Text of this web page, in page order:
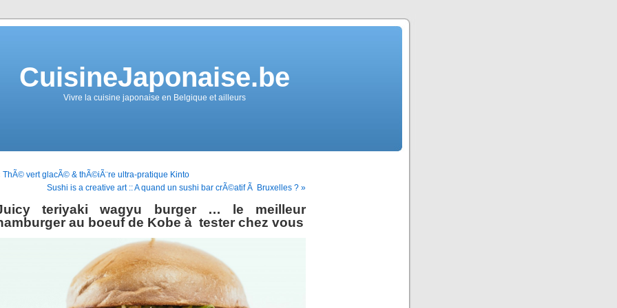
CuisineJaponaise.be
Vivre la cuisine japonaise en Belgique et ailleurs
ThÃ© vert glacÃ© & thÃ©iÃ¨re ultra-pratique Kinto
Sushi is a creative art :: A quand un sushi bar crÃ©atif Ã Bruxelles ? »
teriyaki wagyu burger … le meilleur
au boeuf de Kobe à tester chez vous